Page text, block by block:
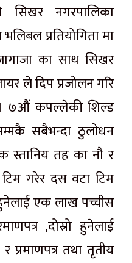
सिखर नगरपालिका
प्रतियोगिता मा
का साथ सिखर
ले दिप प्रजोलन गरि
७औं कपल्लेकी शिल्ड
सबैभन्दा ठुलोधन
स्तानिय तह का नौ र
गरेर दस वटा टिम
एक लाख पच्चीस
,दोस्रो हुनेलाई
प्रमाणपत्र तथा तृतीय